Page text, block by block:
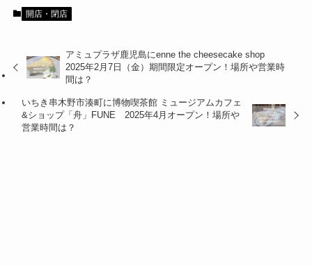
開店・閉店
アミュプラザ鹿児島にenne the cheesecake shop
2025年2月7日（金）期間限定オープン！場所や営業時
間は？
いちき串木野市湊町に博物喫茶館 ミュージアムカフェ
&ショップ「舟」FUNE 2025年4月オープン！場所や
営業時間は？